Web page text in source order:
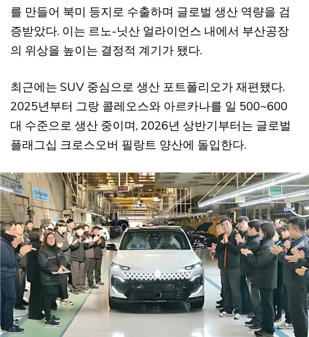
를 만들어 북미 등지로 수출하며 글로벌 생산 역량을 검
증받았다. 이는 르노-닛산 얼라이언스 내에서 부산공장
의 위상을 높이는 결정적 계기가 됐다.
최근에는 SUV 중심으로 생산 포트폴리오가 재편됐다.
2025년부터 그랑 콜레오스와 아르카나를 일 500~600
대 수준으로 생산 중이며, 2026년 상반기부터는 글로벌
플래그십 크로스오버 필랑트 양산에 돌입한다.